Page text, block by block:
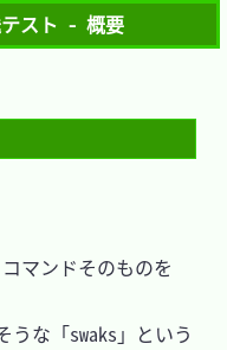
スト - 概要
マンドそのものを
うな「swaks」という